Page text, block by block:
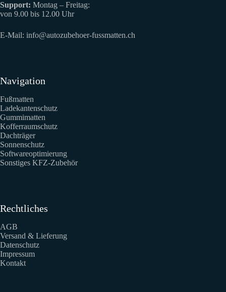
Support: Montag – Freitag:
von 9.00 bis 12.00 Uhr
E-Mail: info@autozubehoer-fussmatten.ch
Navigation
Fußmatten
Ladekantenschutz
Gummimatten
Kofferraumschutz
Dachträger
Sonnenschutz
Softwareoptimierung
Sonstiges KFZ-Zubehör
Rechtliches
AGB
Versand & Lieferung
Datenschutz
Impressum
Kontakt